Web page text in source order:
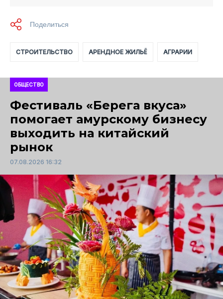
СТРОИТЕЛЬСТВО АРЕНДНОЕ ЖИЛЬЁ АГРАРИИ
ОБЩЕСТВО
Фестиваль «Берега вкуса»
помогает амурскому бизнесу
выходить на китайский
рынок
07.08.2026 16:32